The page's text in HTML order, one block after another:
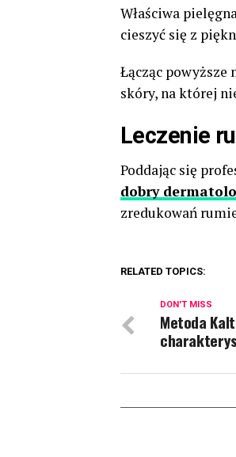
Właściwa
cieszyć się z
Łącząc powyższe
skóry, na której
Leczenie
Poddając się
dobry
zredukowań
RELATED TOPICS:
DON'T MISS
Metoda